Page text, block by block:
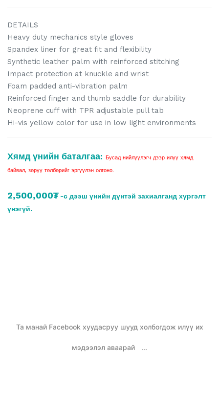
DETAILS
Heavy duty mechanics style gloves
Spandex liner for great fit and flexibility
Synthetic leather palm with reinforced stitching
Impact protection at knuckle and wrist
Foam padded anti-vibration palm
Reinforced finger and thumb saddle for durability
Neoprene cuff with TPR adjustable pull tab
Hi-vis yellow color for use in low light environments
Хямд үнийн баталгаа:
Бусад нийлүүлэгч дээр илүү хямд
байвал, зөрүү төлбөрийг эргүүлэн олгоно.
2,500,000₮ -с дээш үнийн дүнтэй захиалганд хүргэлт
үнэгүй.
Та манай Facebook хуудасруу шууд холбогдож илүү их
мэдээлэл аваарай ...